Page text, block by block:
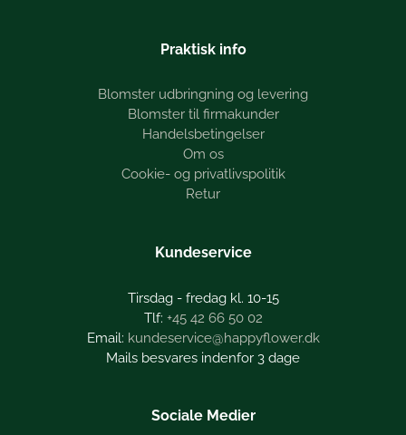
Praktisk info
Blomster udbringning og levering
Blomster til firmakunder
Handelsbetingelser
Om os
Cookie- og privatlivspolitik
Retur
Kundeservice
Tirsdag - fredag kl. 10-15
+45 42 66 50 02
kundeservice@happyflower.dk
Mails besvares indenfor 3 dage
Sociale Medier